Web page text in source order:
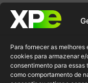
Para fornecer as
cookies para armazenar
consentimento para essas
como comportamento de